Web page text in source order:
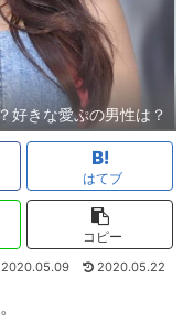
好きな愛ぷの男性は？
はてブ
コピー
2020.05.09 2020.05.22